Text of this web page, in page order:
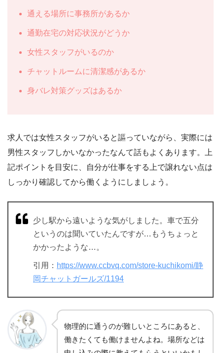
通える場所に事務所があるか
通勤在宅の対応状況がどうか
女性スタッフがいるのか
チャットルームに清潔感があるか
身バレ対策グッズはあるか
求人では女性スタッフがいると謳っていながら、実際には
男性スタッフしかいなかったなんて話もよくあります。上
記ポイントを目安に、自分が仕事をする上で譲れない点は
しっかり確認してから働くようにしましょう。
少し駅から遠いような気がしました。車で五分
というのは聞いていたんですが…もうちょっと
かかったような…。
引用： https://www.ccbvq.com/store-kuchikomi/静
岡チャットガールズ/1194
物理的に通うのが難しいところにあると、
働きたくても働けませんよね。場所などは